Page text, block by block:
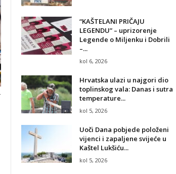
“KAŠTELANI PRIČAJU
LEGENDU” – uprizorenje
Legende o Miljenku i Dobrili
–...
kol 6, 2026
Hrvatska ulazi u najgori dio
toplinskog vala: Danas i sutra
temperature...
kol 5, 2026
Uoči Dana pobjede položeni
vijenci i zapaljene svijeće u
Kaštel Lukšiću...
kol 5, 2026